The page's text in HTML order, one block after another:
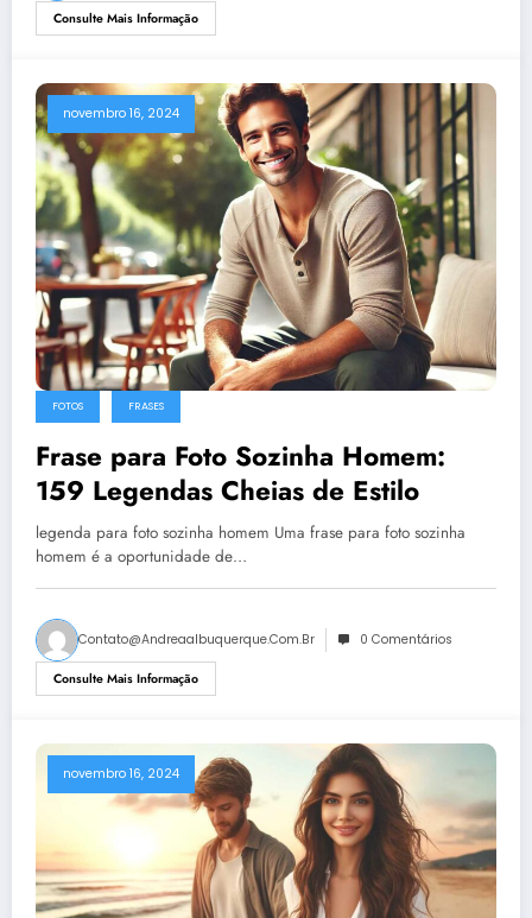
Consulte Mais Informação
novembro 16, 2024
FOTOS FRASES
Frase para Foto Sozinha Homem:
159 Legendas Cheias de Estilo
legenda para foto sozinha homem Uma frase para foto sozinha
homem é a oportunidade de…
Contato@andreaalbuquerque.com.br 0 Comentários
Consulte Mais Informação
novembro 16, 2024